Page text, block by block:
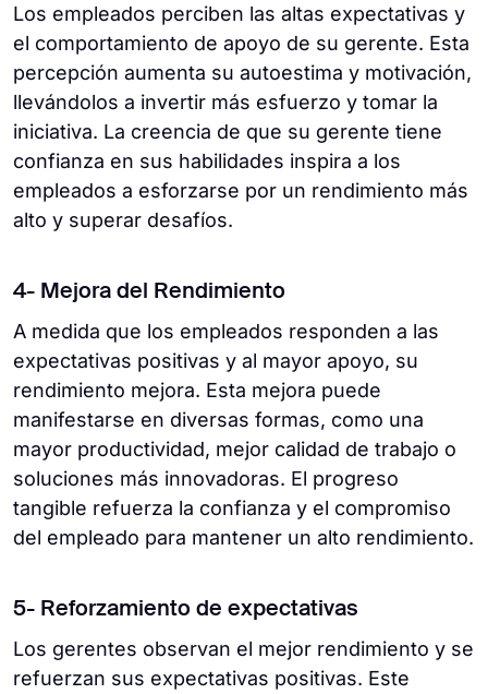
Los empleados perciben las altas expectativas y
el comportamiento de apoyo de su gerente. Esta
percepción aumenta su autoestima y motivación,
llevándolos a invertir más esfuerzo y tomar la
iniciativa. La creencia de que su gerente tiene
confianza en sus habilidades inspira a los
empleados a esforzarse por un rendimiento más
alto y superar desafíos.
4- Mejora del Rendimiento
A medida que los empleados responden a las
expectativas positivas y al mayor apoyo, su
rendimiento mejora. Esta mejora puede
manifestarse en diversas formas, como una
mayor productividad, mejor calidad de trabajo o
soluciones más innovadoras. El progreso
tangible refuerza la confianza y el compromiso
del empleado para mantener un alto rendimiento.
5- Reforzamiento de expectativas
Los gerentes observan el mejor rendimiento y se
refuerzan sus expectativas positivas. Este